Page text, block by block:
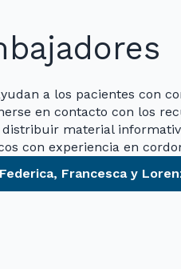
a los pacientes con
en contacto con los
material
con experiencia en
Francesca y